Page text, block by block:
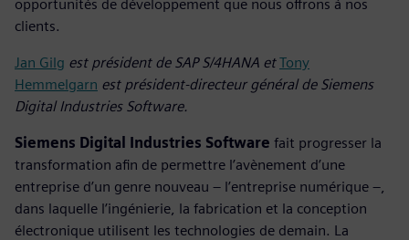
opportunités de développement que nous offrons à nos
clients.
Jan Gilg est président de SAP S/4HANA etTony
Hemmelgarn est président-directeur général de Siemens
Digital Industries Software.
Siemens Digital Industries Software fait progresser la
transformation afin de permettre l’avènement d’une
entreprise d’un genre nouveau – l’entreprise numérique –,
dans laquelle l’ingénierie, la fabrication et la conception
électronique utilisent les technologies de demain. La